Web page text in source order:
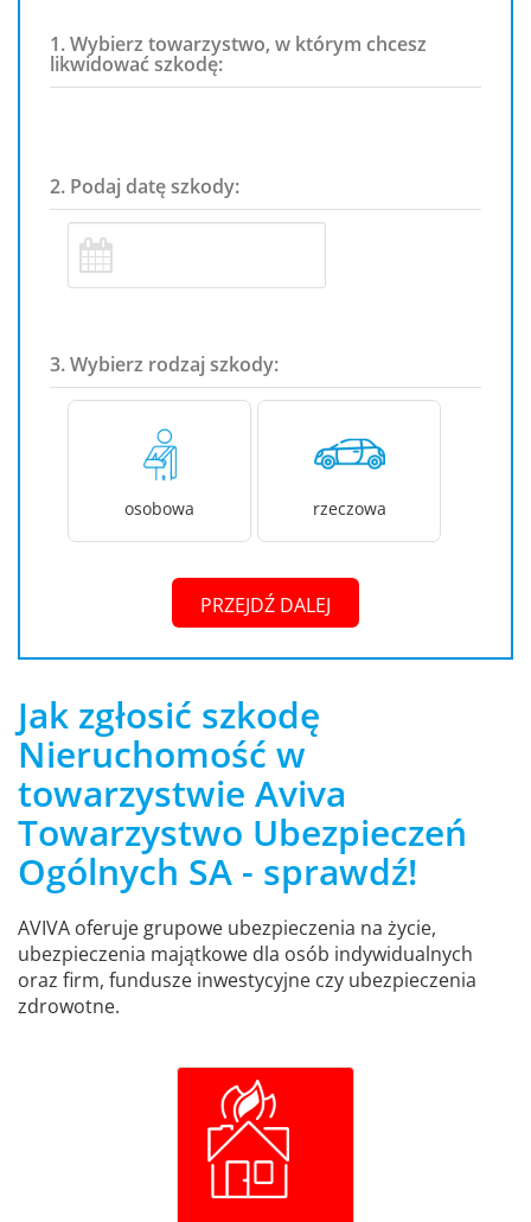
1. Wybierz towarzystwo, w którym chcesz
likwidować szkodę:
2. Podaj datę szkody:
3. Wybierz rodzaj szkody:
osobowa rzeczowa
PRZEJDŹ DALEJ
Jak zgłosić szkodę
Nieruchomość w
towarzystwie Aviva
Towarzystwo Ubezpieczeń
Ogólnych SA - sprawdź!
AVIVA oferuje grupowe ubezpieczenia na życie,
ubezpieczenia majątkowe dla osób indywidualnych
oraz firm, fundusze inwestycyjne czy ubezpieczenia
zdrowotne.